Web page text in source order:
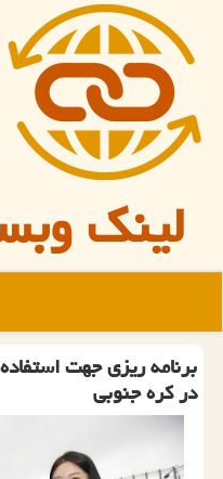
لینک
برنامه ریزی جهت
در كره جنوبی